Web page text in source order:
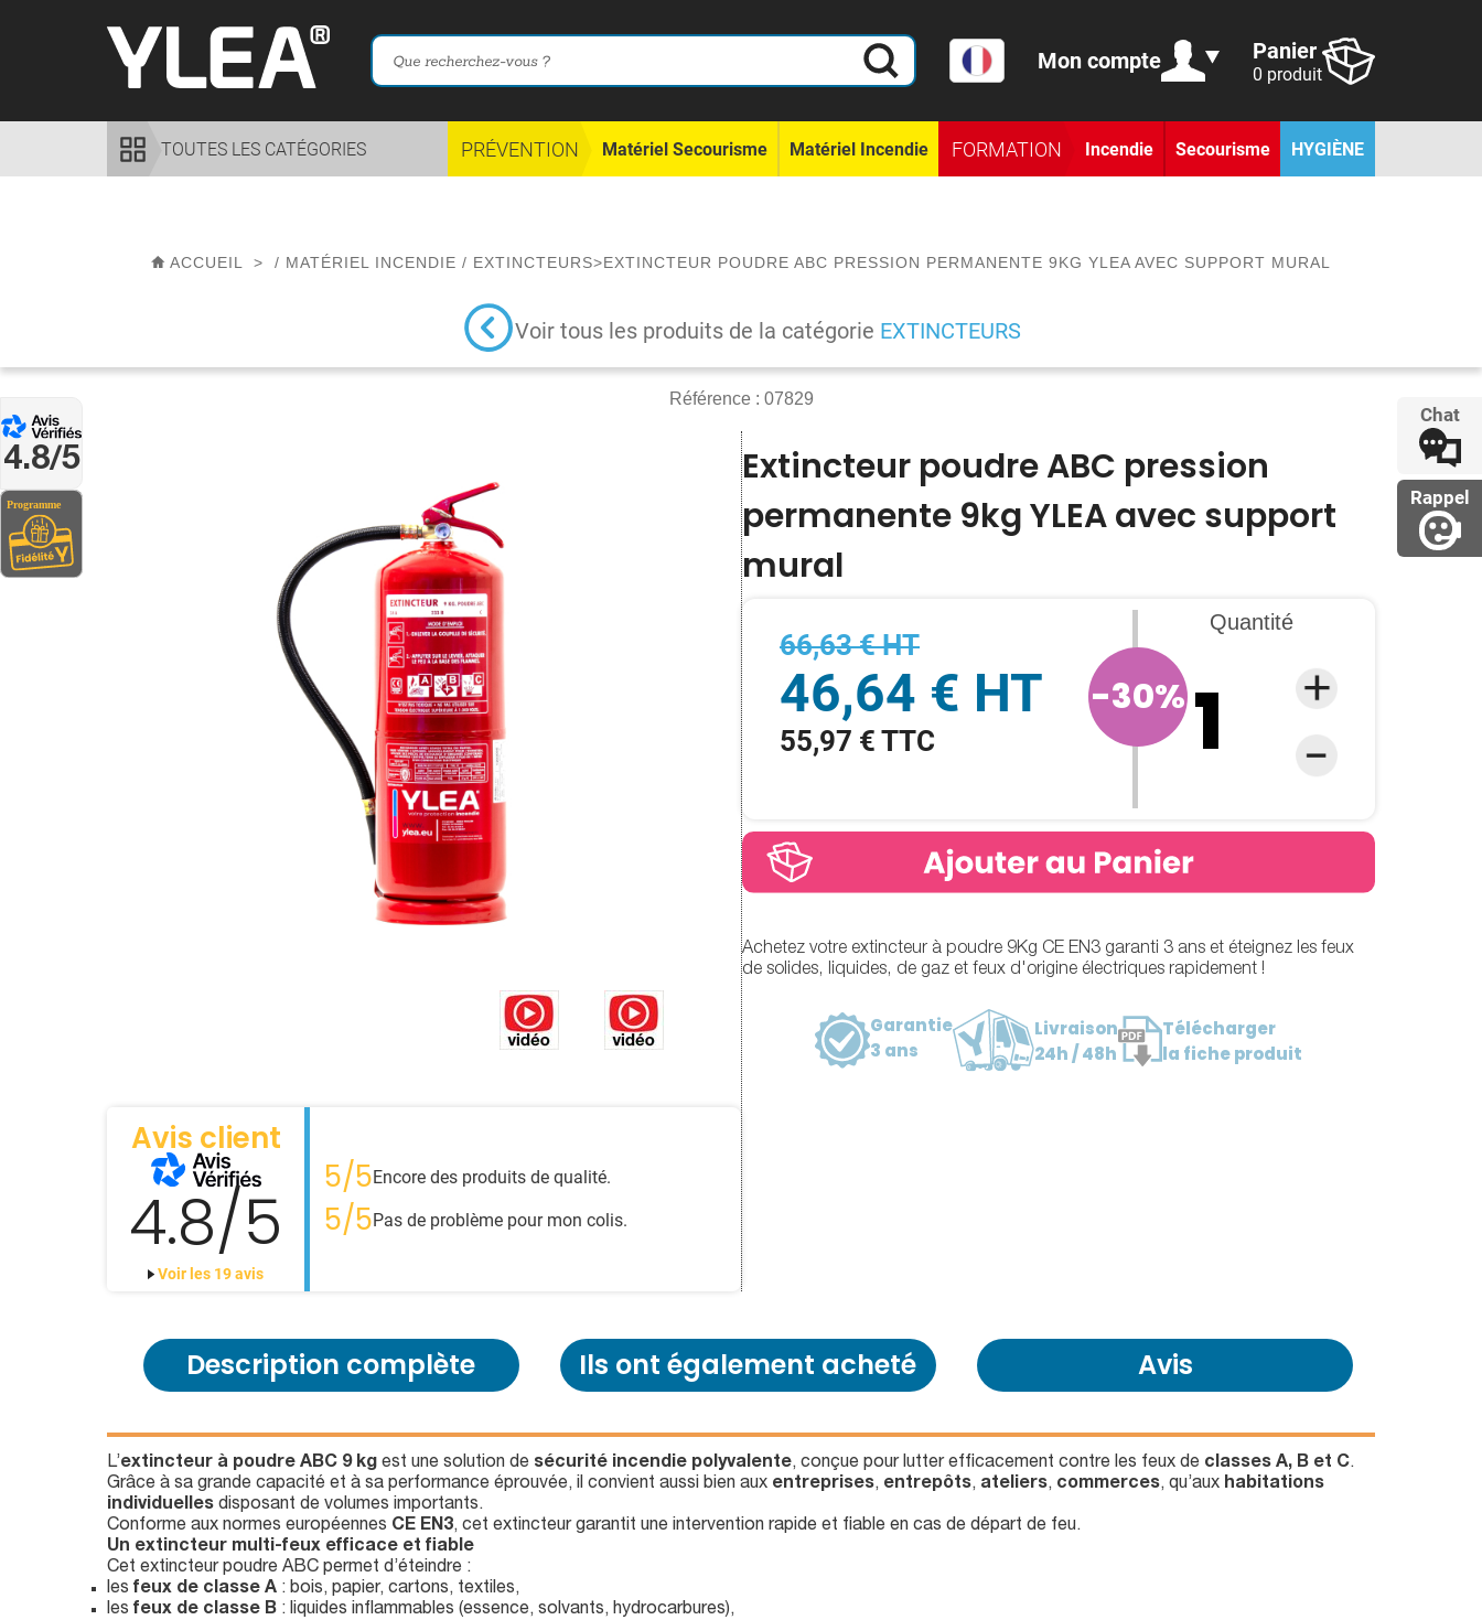
Chat
Rappel
4.8/5
Mon compte Panier
0 produit
TOUTES LES CATÉGORIES PRÉVENTION Matériel Secourisme Matériel Incendie FORMATION Incendie Secourisme HYGIÈNE
ACCUEIL > / MATÉRIEL INCENDIE / EXTINCTEURS>EXTINCTEUR POUDRE ABC PRESSION PERMANENTE 9KG YLEA AVEC SUPPORT MURAL
Voir tous les produits de la catégorie EXTINCTEURS
Référence : 07829
Avis client
4.8/5
Voir les 19 avis
5/5Encore des produits de qualité.
5/5Pas de problème pour mon colis.
Extincteur poudre ABC pression
permanente 9kg YLEA avec support
mural
66,63 € HT
46,64 € HT
55,97 € TTC
-30%
Quantité
Achetez votre extincteur à poudre 9Kg CE EN3 garanti 3 ans et éteignez les feux
de solides, liquides, de gaz et feux d'origine électriques rapidement !
Garantie
3 ans
Livraison
24h / 48h
Télécharger
la fiche produit
Description complète Ils ont également acheté Avis
L’extincteur à poudre ABC 9 kg est une solution de sécurité incendie polyvalente, conçue pour lutter efficacement contre les feux de classes A, B et C.
Grâce à sa grande capacité et à sa performance éprouvée, il convient aussi bien aux entreprises, entrepôts, ateliers, commerces, qu’aux habitations
individuelles disposant de volumes importants.
Conforme aux normes européennes CE EN3, cet extincteur garantit une intervention rapide et fiable en cas de départ de feu.
Un extincteur multi-feux efficace et fiable
Cet extincteur poudre ABC permet d’éteindre :
les feux de classe A : bois, papier, cartons, textiles,
les feux de classe B : liquides inflammables (essence, solvants, hydrocarbures),